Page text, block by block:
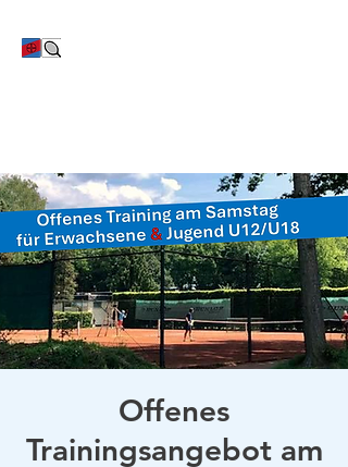
Offenes
Trainingsangebot am